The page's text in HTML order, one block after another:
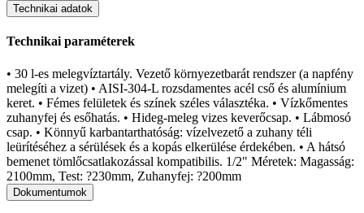
Technikai adatok
Technikai paraméterek
• 30 l-es melegvíztartály. Vezető környezetbarát rendszer (a napfény
melegíti a vizet) • AISI-304-L rozsdamentes acél cső és alumínium
keret. • Fémes felületek és színek széles választéka. • Vízkőmentes
zuhanyfej és esőhatás. • Hideg-meleg vizes keverőcsap. • Lábmosó
csap. • Könnyű karbantarthatóság: vízelvezető a zuhany téli
leürítéséhez a sérülések és a kopás elkerülése érdekében. • A hátsó
bemenet tömlőcsatlakozással kompatibilis. 1/2" Méretek: Magasság:
2100mm, Test: ?230mm, Zuhanyfej: ?200mm
Dokumentumok